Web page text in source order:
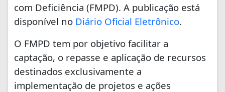
com Deficiência (FMPD). A publicação está
disponível no Diário Oficial Eletrônico.
O FMPD tem por objetivo facilitar a
captação, o repasse e aplicação de recursos
destinados exclusivamente a
implementação de projetos e ações